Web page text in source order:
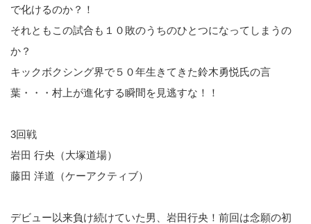
で化けるのか？！
それともこの試合も１０敗のうちのひとつになってしまうの
か？
キックボクシング界で５０年生きてきた鈴木勇悦氏の言
葉・・・村上が進化する瞬間を見逃すな！！
3回戦
岩田 行央（大塚道場）
藤田 洋道（ケーアクティブ）
デビュー以来負け続けていた男、岩田行央！前回は念願の初